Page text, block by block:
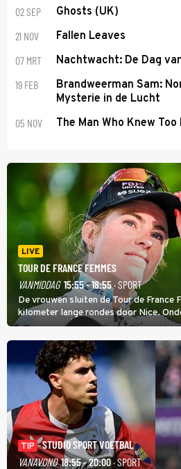
02 SEP Ghosts (UK)
21 NOV Fallen Leaves
07 MRT Nachtwacht: De Dag
19 FEB
Brandweerman Sam:
Mysterie in de Lucht
05 NOV The Man Who Knew Too
LIVE
TOUR DE FRANCE FEMMES
VANMIDDAG 15:55 - 18:55· SPORT
De vrouwen sluiten de Tour de France
kilometer lange rondes door Nice.
zware Col d'Èze. Aan de finish op de
de eindwinnaar de laatste gele trui.
TIP
STUDIO SPORT VOETBAL
VANAVOND 18:55 - 20:00· SPORT